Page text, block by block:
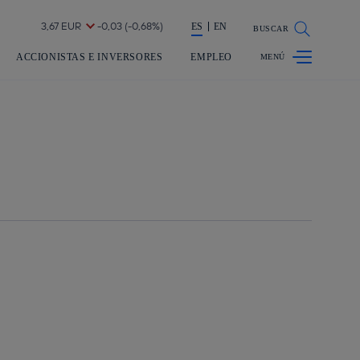
La acción en accionistas e inversores ES EN BUSCAR
ACCIONISTAS E INVERSORES EMPLEO